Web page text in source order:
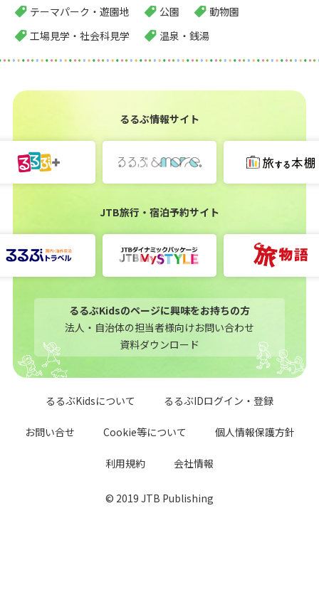
テーマパーク・遊園地
公園
動物園
工場見学・社会科見学
温泉・銭湯
るるぶ情報サイト
JTB旅行・宿泊予約サイト
るるぶKidsのページに興味をお持ちの方
法人・自治体の担当者様向けお問い合わせ
資料ダウンロード
るるぶKidsについて るるぶIDログイン・登録
お問い合せ Cookie等について 個人情報保護方針
利用規約 会社情報
© 2019 JTB Publishing